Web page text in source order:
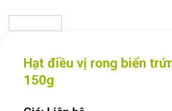
Hạt điều vị rong biển
150g